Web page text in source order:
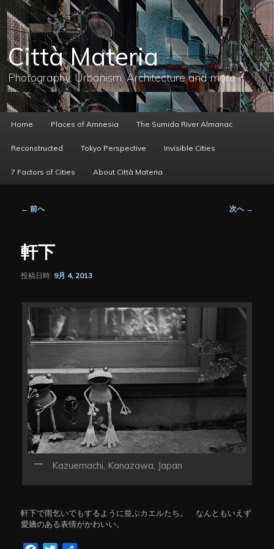
メ
イ
ン
コ
ン
テ
ン
へ
移
動
Città Materia
Photography, Urbanism, Architecture and more
ー
Home Places of Amnesia The Sumida River Almanac
Reconstructed Tokyo Perspective Invisible Cities
7 Factors of Cities About Città Materia
ビ
ゲ
シ
ン
← 前へ 次へ →
軒下
投稿日時: 9月 4, 2013
Kazuemachi, Kanazawa, Japan
軒下で雨乞いでもするように並ぶカエルたち。 なんともいえず
愛嬌のある表情がかわいい。